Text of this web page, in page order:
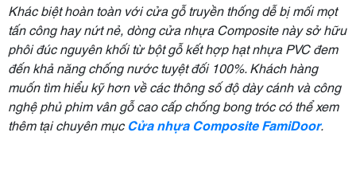
Khác biệt hoàn toàn với cửa gỗ truyền thống dễ bị mối mọt
tấn công hay nứt nẻ, dòng cửa nhựa Composite này sở hữu
phôi đúc nguyên khối từ bột gỗ kết hợp hạt nhựa PVC đem
đến khả năng chống nước tuyệt đối 100%. Khách hàng
muốn tìm hiểu kỹ hơn về các thông số độ dày cánh và công
nghệ phủ phim vân gỗ cao cấp chống bong tróc có thể xem
thêm tại chuyên mụcCửa nhựa Composite FamiDoor.